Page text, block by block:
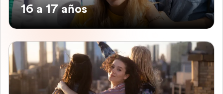
16 a 17 años